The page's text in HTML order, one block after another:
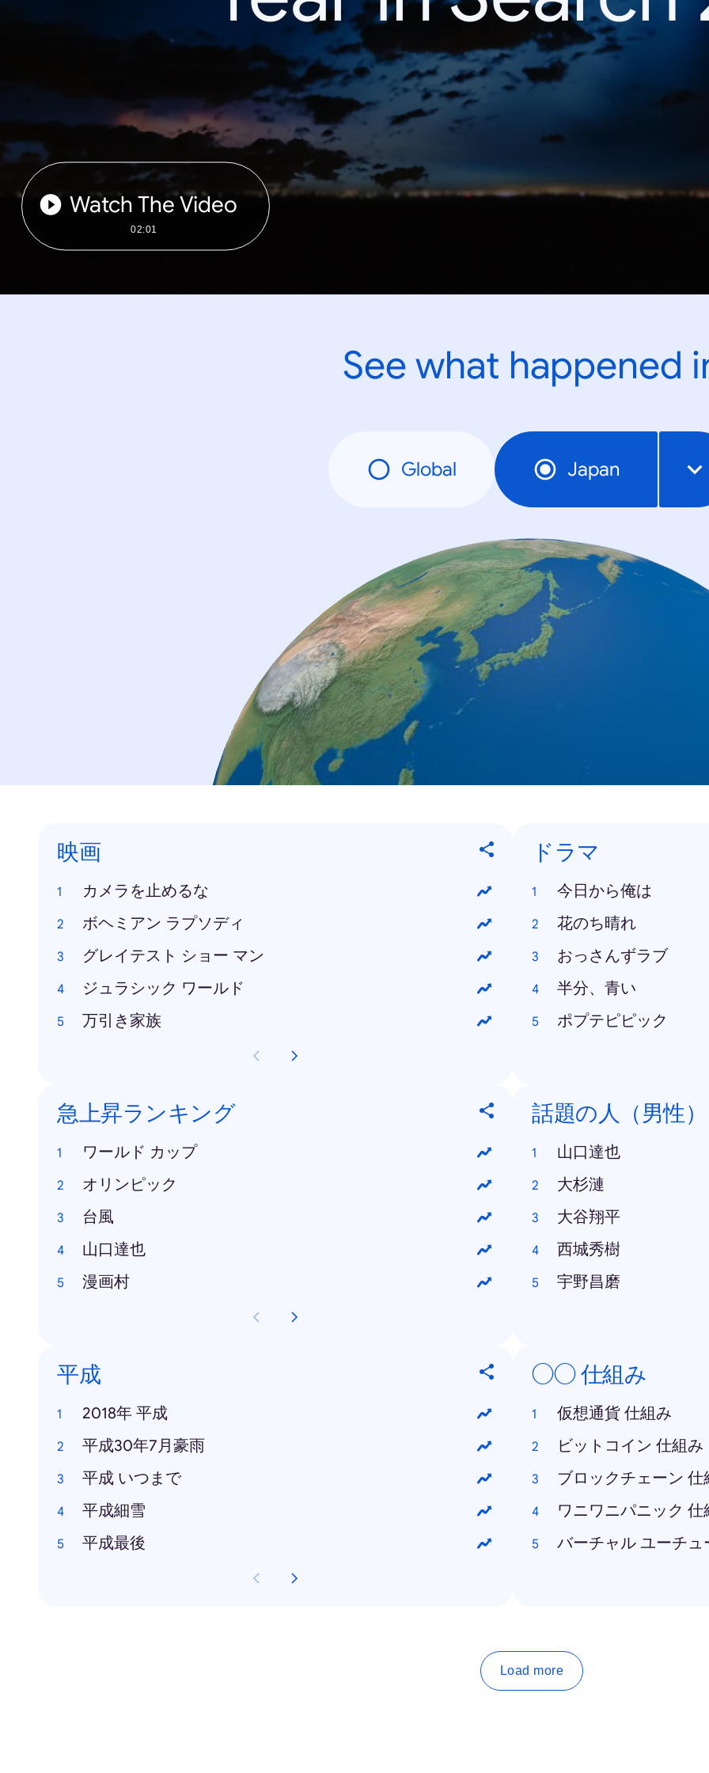
Watch The Video
02:01
See what happened
Global Japan
映画
カメラを止めるな
ボヘミアン ラプソディ
グレイテスト ショー マン
ジュラシック ワールド
万引き家族
ドラマ
今日から俺は
花のち晴れ
おっさんずラブ
半分、青い
ポプテピピック
急上昇ランキング
ワールド カップ
オリンピック
台風
山口達也
漫画村
話題の人（男性）
山口達也
大杉漣
大谷翔平
西城秀樹
宇野昌磨
平成
2018年 平成
平成30年7月豪雨
平成 いつまで
平成細雪
平成最後
◯◯ 仕組み
仮想通貨 仕組み
ビットコイン 仕組み
ブロックチェーン 仕
ワニワニパニック 仕
バーチャル ユーチュ
Load more